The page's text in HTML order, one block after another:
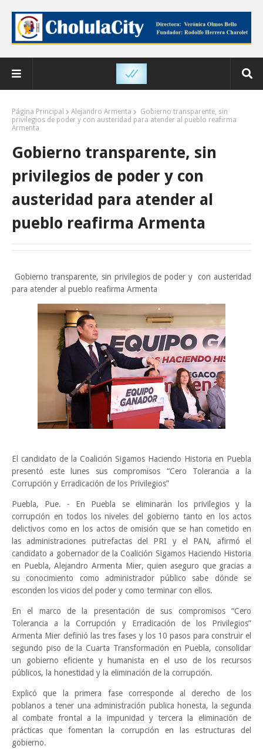
Página Principal Alejandro Armenta
Gobierno transparente, sin
privilegios de poder y con austeridad para atender al pueblo reafirma
Armenta
Gobierno transparente, sin
privilegios de poder y con
austeridad para atender al
pueblo reafirma Armenta
Gobierno transparente, sin privilegios de poder y con austeridad
para atender al pueblo reafirma Armenta
El candidato de la Coalición Sigamos Haciendo Historia en Puebla
presentó este lunes sus compromisos “Cero Tolerancia a la
Corrupción y Erradicación de los Privilegios”
Puebla, Pue. - En Puebla se eliminarán los privilegios y la
corrupción en todos los niveles del gobierno tanto en los actos
delictivos como en los actos de omisión que se han cometido en
las administraciones putrefactas del PRI y el PAN, afirmó el
candidato a gobernador de la Coalición Sigamos Haciendo Historia
en Puebla, Alejandro Armenta Mier, quien aseguro que gracias a
su conocimiento como administrador público sabe dónde se
esconden los vicios del poder y como terminar con ellos.
En el marco de la presentación de sus compromisos “Cero
Tolerancia a la Corrupción y Erradicación de los Privilegios”
Armenta Mier definió las tres fases y los 10 pasos para construir el
segundo piso de la Cuarta Transformación en Puebla, consolidar
un gobierno eficiente y humanista en el uso de los recursos
públicos, la honestidad y la eliminación de la corrupción.
Explicó que la primera fase corresponde al derecho de los
poblanos a tener una administración publica honesta, la segunda
al combate frontal a la impunidad y tercera la eliminación de
prácticas que fomentan la corrupción en las estructuras del
gobierno.